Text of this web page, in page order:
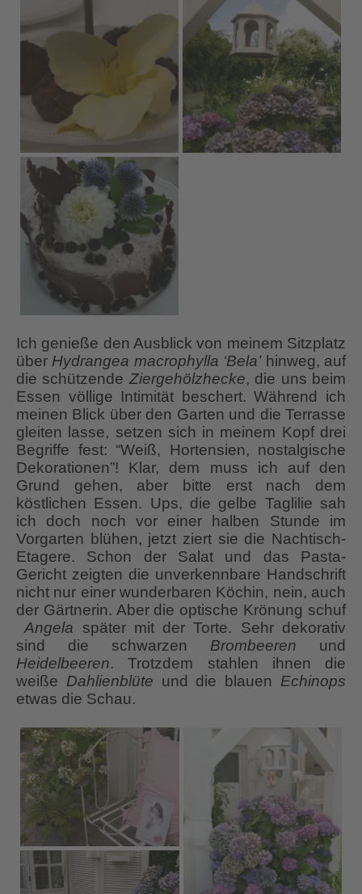
Ich genieße den Ausblick von meinem Sitzplatz
über Hydrangea macrophylla ‘Bela’hinweg, auf
die schützende Ziergehölzhecke, die uns beim
Essen völlige Intimität beschert. Während ich
meinen Blick über den Garten und die Terrasse
gleiten lasse, setzen sich in meinem Kopf drei
Begriffe fest: “Weiß, Hortensien, nostalgische
Dekorationen”! Klar, dem muss ich auf den
Grund gehen, aber bitte erst nach dem
köstlichen Essen. Ups, die gelbe Taglilie sah
ich doch noch vor einer halben Stunde im
Vorgarten blühen, jetzt ziert sie die Nachtisch-
Etagere. Schon der Salat und das Pasta-
Gericht zeigten die unverkennbare Handschrift
nicht nur einer wunderbaren Köchin, nein, auch
der Gärtnerin. Aber die optische Krönung schuf
Angela später mit der Torte. Sehr dekorativ
sind die schwarzen Brombeeren und
Heidelbeeren. Trotzdem stahlen ihnen die
weiße Dahlienblüte und die blauen Echinops
etwas die Schau.